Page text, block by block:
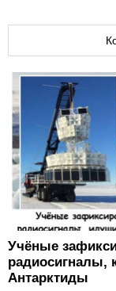
Учёные
радиосигналы,
Антарктиды